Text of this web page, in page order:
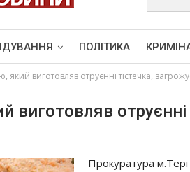
ПОЛІТИКА
який виготовляв отруєнні тістечка,
виготовляв отруєнні
Прокуратура